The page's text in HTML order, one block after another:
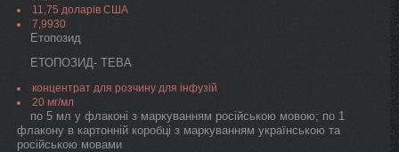
11,75 доларів США
7,9930
Етопозид
ЕТОПОЗИД- ТЕВА
концентрат для розчину для інфузій
20 мг/мл
по 5 мл у флаконі з маркуванням російською мовою; по 1
флакону в картонній коробці з маркуванням українською та
російською мовами